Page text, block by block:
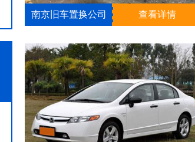
南京旧车置换公司 查看详情